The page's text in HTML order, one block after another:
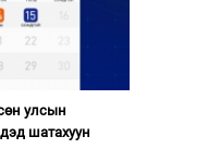
улсын
шатахуун